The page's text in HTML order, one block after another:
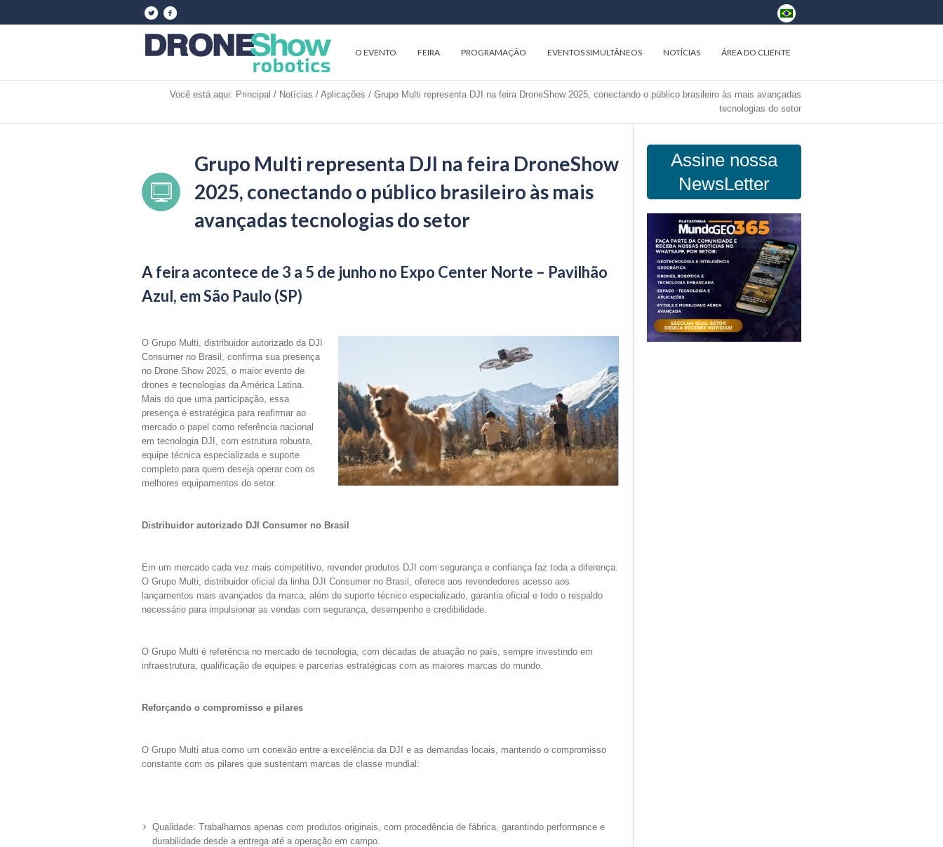
O EVENTO FEIRA PROGRAMAÇÃO EVENTOS SIMULTÂNEOS NOTÍCIAS ÁREA DO CLIENTE
Você está aqui: Principal / Notícias / Aplicações / Grupo Multi representa DJI na feira DroneShow 2025, conectando o público brasileiro às mais avançadas
tecnologias do setor
Grupo Multi representa DJI na feira DroneShow
2025, conectando o público brasileiro às mais
avançadas tecnologias do setor
A feira acontece de 3 a 5 de junho no Expo Center Norte – Pavilhão
Azul, em São Paulo (SP)
O Grupo Multi, distribuidor autorizado da DJI
Consumer no Brasil, confirma sua presença
no Drone Show 2025, o maior evento de
drones e tecnologias da América Latina.
Mais do que uma participação, essa
presença é estratégica para reafirmar ao
mercado o papel como referência nacional
em tecnologia DJI, com estrutura robusta,
equipe técnica especializada e suporte
completo para quem deseja operar com os
melhores equipamentos do setor.
Distribuidor autorizado DJI Consumer no Brasil
Em um mercado cada vez mais competitivo, revender produtos DJI com segurança e confiança faz toda a diferença.
O Grupo Multi, distribuidor oficial da linha DJI Consumer no Brasil, oferece aos revendedores acesso aos
lançamentos mais avançados da marca, além de suporte técnico especializado, garantia oficial e todo o respaldo
necessário para impulsionar as vendas com segurança, desempenho e credibilidade.
O Grupo Multi é referência no mercado de tecnologia, com décadas de atuação no país, sempre investindo em
infraestrutura, qualificação de equipes e parcerias estratégicas com as maiores marcas do mundo.
Reforçando o compromisso e pilares
O Grupo Multi atua como um conexão entre a excelência da DJI e as demandas locais, mantendo o compromisso
constante com os pilares que sustentam marcas de classe mundial:
Qualidade: Trabalhamos apenas com produtos originais, com procedência de fábrica, garantindo performance e
durabilidade desde a entrega até a operação em campo.
Assine nossa
NewsLetter